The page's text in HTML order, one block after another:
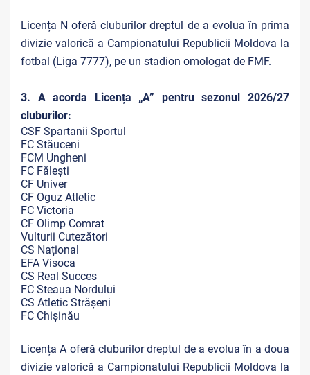
Licența N oferă cluburilor dreptul de a evolua în prima
divizie valorică a Campionatului Republicii Moldova la
fotbal (Liga 7777), pe un stadion omologat de FMF.
3. A acorda Licența „A” pentru sezonul 2026/27
cluburilor:
CSF Spartanii Sportul
FC Stăuceni
FCM Ungheni
FC Fălești
CF Univer
CF Oguz Atletic
FC Victoria
CF Olimp Comrat
Vulturii Cutezători
CS Național
EFA Visoca
CS Real Succes
FC Steaua Nordului
CS Atletic Strășeni
FC Chișinău
Licența A oferă cluburilor dreptul de a evolua în a doua
divizie valorică a Campionatului Republicii Moldova la